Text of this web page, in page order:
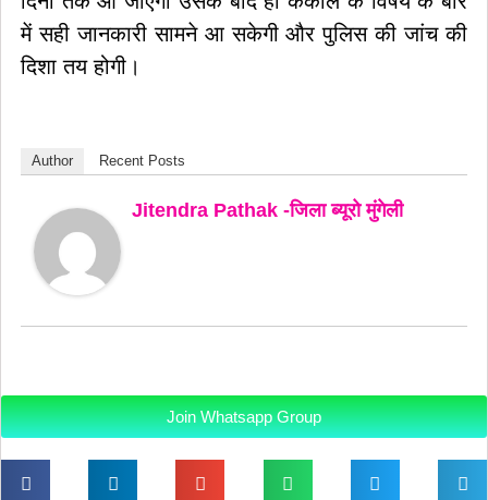
में सही जानकारी सामने आ सकेगी और पुलिस की जांच की
दिशा तय होगी।
Author Recent Posts
Jitendra Pathak -जिला ब्यूरो मुंगेली
Join Whatsapp Group